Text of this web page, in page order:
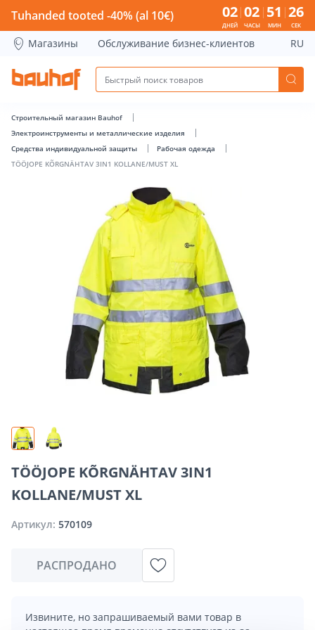
TÖÖJOPE KÕRGNÄHTAV 3IN1 KOLLANE/MUST XL - Bauhof
Tuhanded tooted -40% (al 10€) 02
ДНЕЙ
02
ЧАСЫ
51
МИН
26
СЕК
Магазины Обслуживание бизнес-клиентов RU
Строительный магазин Bauhof
Электроинструменты и металлические изделия
Средства индивидуальной защиты
Рабочая одежда
TÖÖJOPE KÕRGNÄHTAV 3IN1 KOLLANE/MUST XL
TÖÖJOPE KÕRGNÄHTAV 3IN1
KOLLANE/MUST XL
Артикул: 570109
РАСПРОДАНО
Извините, но запрашиваемый вами товар в